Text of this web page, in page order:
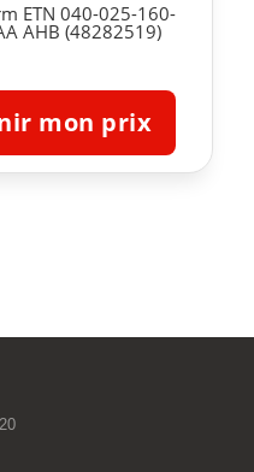
ETN 040-025-160-
AHB (48282519)
mon prix